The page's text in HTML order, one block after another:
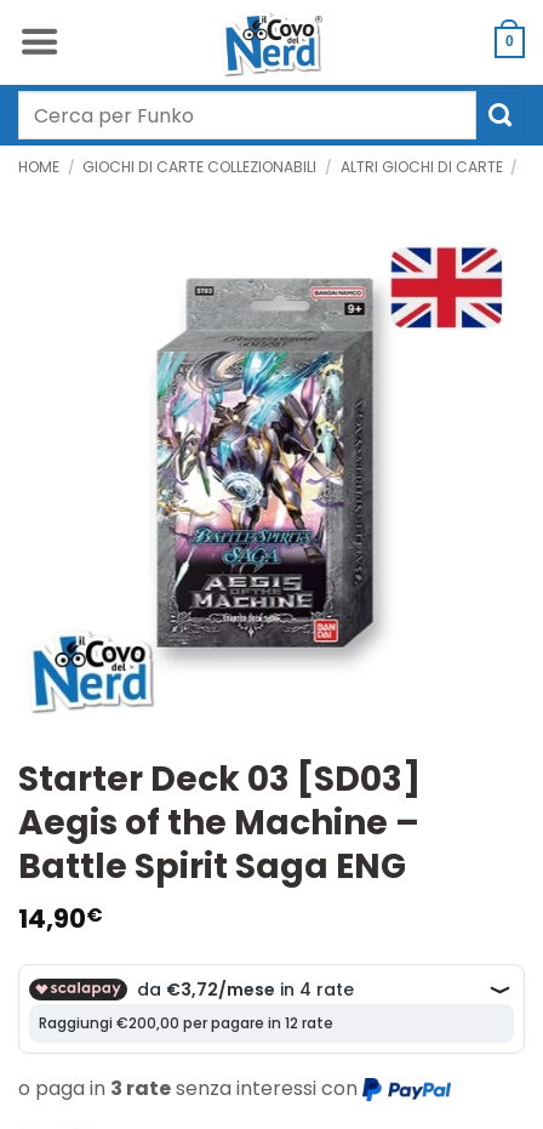
0
Cerca:
HOME / GIOCHI DI CARTE COLLEZIONABILI / ALTRI GIOCHI DI CARTE /
Starter Deck 03 [SD03]
Aegis of the Machine –
Battle Spirit Saga ENG
14,90€
o paga in 3 ratesenza interessi con